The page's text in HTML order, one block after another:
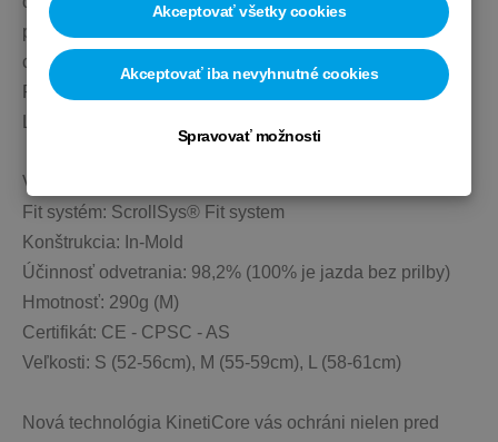
Akceptovať všetky cookies
Akceptovať iba nevyhnutné cookies
Spravovať možnosti
popruhy alebo zadná časť prispôsobená aj na nosenie
copu.
Prilba je kompatibilná s univerzálnym LED svetlom
VLASTNOSTI:
Fit systém: ScrollSys® Fit system
Konštrukcia: In-Mold
Účinnosť odvetrania: 98,2% (100% je jazda bez prilby)
Hmotnosť: 290g (M)
Certifikát: CE - CPSC - AS
Veľkosti: S (52-56cm), M (55-59cm), L (58-61cm)
Nová technológia KinetiCore vás ochráni nielen pred